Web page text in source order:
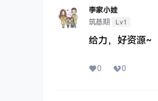
李家小娃
筑基期
Lv1
给力，好资源~
0 0